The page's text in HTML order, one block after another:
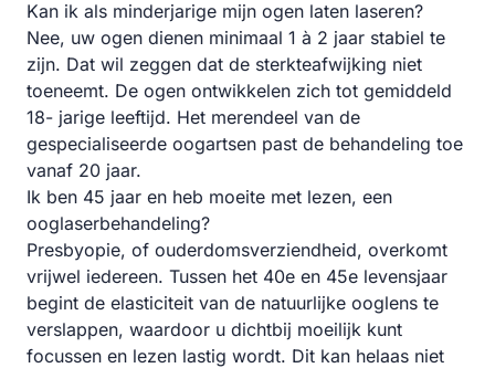
Kan ik als minderjarige mijn ogen laten laseren?
Nee, uw ogen dienen minimaal 1 à 2 jaar stabiel te
zijn. Dat wil zeggen dat de sterkteafwijking niet
toeneemt. De ogen ontwikkelen zich tot gemiddeld
18- jarige leeftijd. Het merendeel van de
gespecialiseerde oogartsen past de behandeling toe
vanaf 20 jaar.
Ik ben 45 jaar en heb moeite met lezen, een
ooglaserbehandeling?
Presbyopie, of ouderdomsverziendheid, overkomt
vrijwel iedereen. Tussen het 40e en 45e levensjaar
begint de elasticiteit van de natuurlijke ooglens te
verslappen, waardoor u dichtbij moeilijk kunt
focussen en lezen lastig wordt. Dit kan helaas niet